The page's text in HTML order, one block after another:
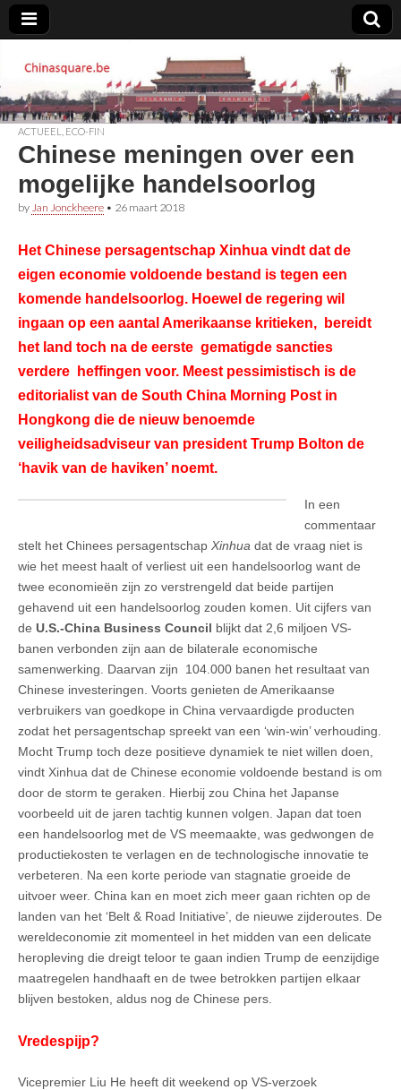
Chinasquare.be
ACTUEEL ECO-FIN
Chinese meningen over een
mogelijke handelsoorlog
by Jan Jonckheere • 26 maart 2018
Het Chinese persagentschap Xinhua vindt dat de
eigen economie voldoende bestand is tegen een
komende handelsoorlog. Hoewel de regering wil
ingaan op een aantal Amerikaanse kritieken, bereidt
het land toch na de eerste gematigde sancties
verdere heffingen voor. Meest pessimistisch is de
editorialist van de South China Morning Post in
Hongkong die de nieuw benoemde
veiligheidsadviseur van president Trump Bolton de
‘havik van de haviken’ noemt.
In een
commentaar
stelt het Chinees persagentschap Xinhua dat de vraag niet is
wie het meest haalt of verliest uit een handelsoorlog want de
twee economieën zijn zo verstrengeld dat beide partijen
gehavend uit een handelsoorlog zouden komen. Uit cijfers van
de U.S.-China Business Council blijkt dat 2,6 miljoen VS-
banen verbonden zijn aan de bilaterale economische
samenwerking. Daarvan zijn 104.000 banen het resultaat van
Chinese investeringen. Voorts genieten de Amerikaanse
verbruikers van goedkope in China vervaardigde producten
zodat het persagentschap spreekt van een ‘win-win’ verhouding.
Mocht Trump toch deze positieve dynamiek te niet willen doen,
vindt Xinhua dat de Chinese economie voldoende bestand is om
door de storm te geraken. Hierbij zou China het Japanse
voorbeeld uit de jaren tachtig kunnen volgen. Japan dat toen
een handelsoorlog met de VS meemaakte, was gedwongen de
productiekosten te verlagen en de technologische innovatie te
verbeteren. Na een korte periode van stagnatie groeide de
uitvoer weer. China kan en moet zich meer gaan richten op de
landen van het ‘Belt & Road Initiative’, de nieuwe zijderoutes. De
wereldeconomie zit momenteel in het midden van een delicate
heropleving die dreigt teloor te gaan indien Trump de eenzijdige
maatregelen handhaaft en de twee betrokken partijen elkaar
blijven bestoken, aldus nog de Chinese pers.
Vredespijp?
Vicepremier Liu He heeft dit weekend op VS-verzoek